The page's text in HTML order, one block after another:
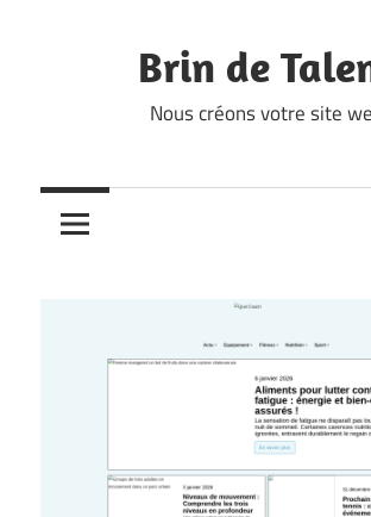
Brin de
Nous créons votre site